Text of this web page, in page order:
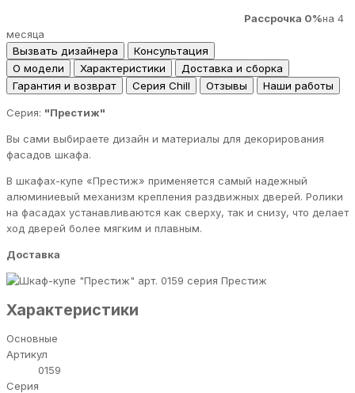
Рассрочка 0%на 4
месяца
Вызвать дизайнера
Консультация
О модели
Характеристики
Доставка и сборка
Гарантия и возврат
Серия Chill Отзывы Наши работы
Серия: "Престиж"
Вы сами выбираете дизайн и материалы для декорирования
фасадов шкафа.
В шкафах-купе «Престиж» применяется самый надежный
алюминиевый механизм крепления раздвижных дверей. Ролики
на фасадах устанавливаются как сверху, так и снизу, что делает
ход дверей более мягким и плавным.
Доставка
серия Престиж
Характеристики
Основные
Артикул
0159
Серия